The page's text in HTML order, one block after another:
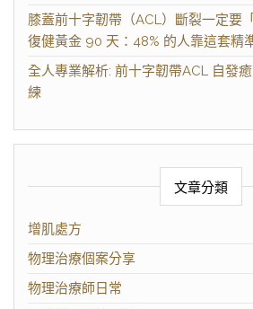
膝蓋前十字韌帶（ACL）斷裂一定要
復健黃金 90 天：48% 的人靠這套精
全人專業解析: 前十字韌帶ACL 自發
練
文章分類
增肌處方
物理治療個案分享
物理治療師日常